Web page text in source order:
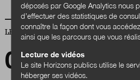
LES PLUS LUS
IAG : emplois
fonction publique
déposés par Google Analytics nous
d’effectuer des statistiques de
connaître la façon dont vous
ainsi que les parcours que vous
Lecture de vidéos
Le site Horizons publics utilise le
héberger ses vidéos.